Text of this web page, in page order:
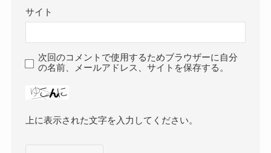
サイト
次回のコメントで使用するためブラウザーに自分
の名前、メールアドレス、サイトを保存する。
上に表示された文字を入力してください。